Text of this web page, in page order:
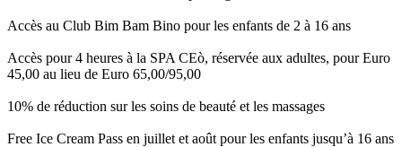
Accès au Club Bim Bam Bino pour les enfants de 2 à 16 ans
Accès pour 4 heures à la SPA CEò, réservée aux adultes, pour Euro
45,00 au lieu de Euro 65,00/95,00
10% de réduction sur les soins de beauté et les massages
Free Ice Cream Pass en juillet et août pour les enfants jusqu’à 16 ans